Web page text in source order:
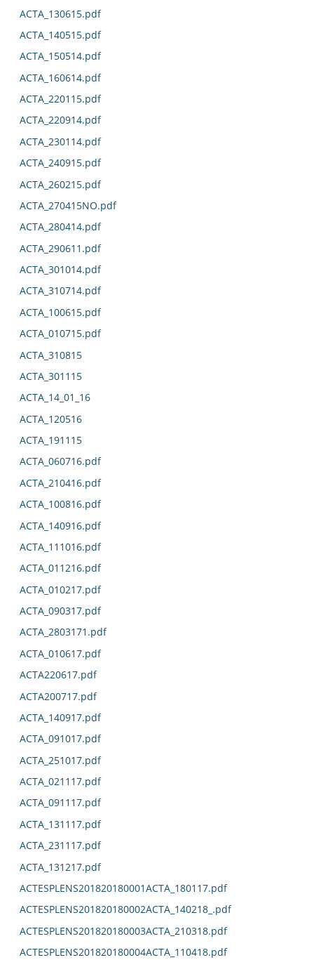
ACTA_130615.pdf
ACTA_140515.pdf
ACTA_150514.pdf
ACTA_160614.pdf
ACTA_220115.pdf
ACTA_220914.pdf
ACTA_230114.pdf
ACTA_240915.pdf
ACTA_260215.pdf
ACTA_270415NO.pdf
ACTA_280414.pdf
ACTA_290611.pdf
ACTA_301014.pdf
ACTA_310714.pdf
ACTA_100615.pdf
ACTA_010715.pdf
ACTA_310815
ACTA_301115
ACTA_14_01_16
ACTA_120516
ACTA_191115
ACTA_060716.pdf
ACTA_210416.pdf
ACTA_100816.pdf
ACTA_140916.pdf
ACTA_111016.pdf
ACTA_011216.pdf
ACTA_010217.pdf
ACTA_090317.pdf
ACTA_2803171.pdf
ACTA_010617.pdf
ACTA220617.pdf
ACTA200717.pdf
ACTA_140917.pdf
ACTA_091017.pdf
ACTA_251017.pdf
ACTA_021117.pdf
ACTA_091117.pdf
ACTA_131117.pdf
ACTA_231117.pdf
ACTA_131217.pdf
ACTESPLENS201820180001ACTA_180117.pdf
ACTESPLENS201820180002ACTA_140218_.pdf
ACTESPLENS201820180003ACTA_210318.pdf
ACTESPLENS201820180004ACTA_110418.pdf